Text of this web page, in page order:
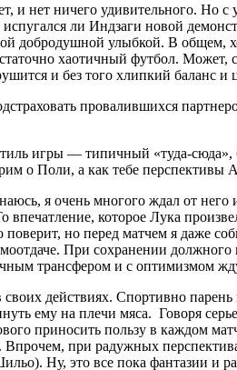
ничего удивительного. Но с
ли Индзаги новой
добродушной улыбкой. В общем,
хаотичный футбол. Может, с
и без того хлипкий баланс и
провалившихся
игры — типичный «туда-
о Поли, а как тебе перспективы
я очень многого ждал от
которое Лука
но перед матчем я даже
При сохранении
трансфером и с оптимизмом
действиях. Спортивно
ему на плечи мяса. Говоря
приносить пользу в каждом
при радужных
Ну, это все пока фантазии и